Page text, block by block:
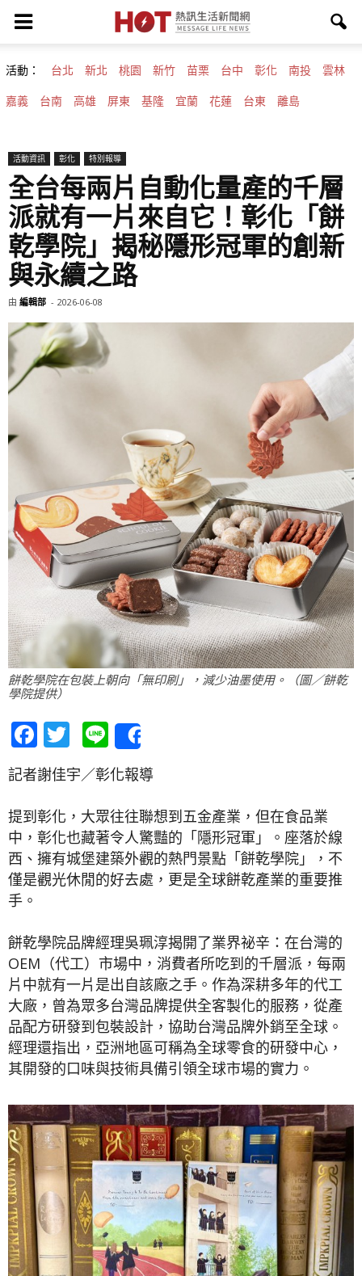
活動： 台北 新北 桃園 新竹 苗栗 台中 彰化 南投 雲林
嘉義 台南 高雄 屏東 基隆 宜蘭 花蓮 台東 離島
活動資訊 彰化 特別報導
全台每兩片自動化量產的千層
派就有一片來自它！彰化「餅
乾學院」揭秘隱形冠軍的創新
與永續之路
由 編輯部 - 2026-06-08
餅乾學院在包裝上朝向「無印刷」，減少油墨使用。（圖／餅乾
學院提供）
Facebook
Twitter
Line
記者謝佳宇／彰化報導
提到彰化，大眾往往聯想到五金產業，但在食品業
中，彰化也藏著令人驚豔的「隱形冠軍」。座落於線
西、擁有城堡建築外觀的熱門景點「餅乾學院」，不
僅是觀光休閒的好去處，更是全球餅乾產業的重要推
手。
餅乾學院品牌經理吳珮淳揭開了業界祕辛：在台灣的
OEM（代工）市場中，消費者所吃到的千層派，每兩
片中就有一片是出自該廠之手。作為深耕多年的代工
大廠，曾為眾多台灣品牌提供全客製化的服務，從產
品配方研發到包裝設計，協助台灣品牌外銷至全球。
經理還指出，亞洲地區可稱為全球零食的研發中心，
其開發的口味與技術具備引領全球市場的實力。